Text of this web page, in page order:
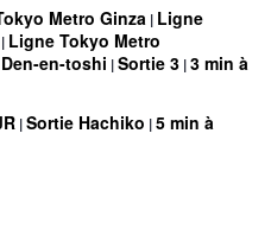
Metro Ginza Ligne
Ligne Tokyo Metro
en-toshi Sortie 3 3 min à
Sortie Hachiko 5 min à